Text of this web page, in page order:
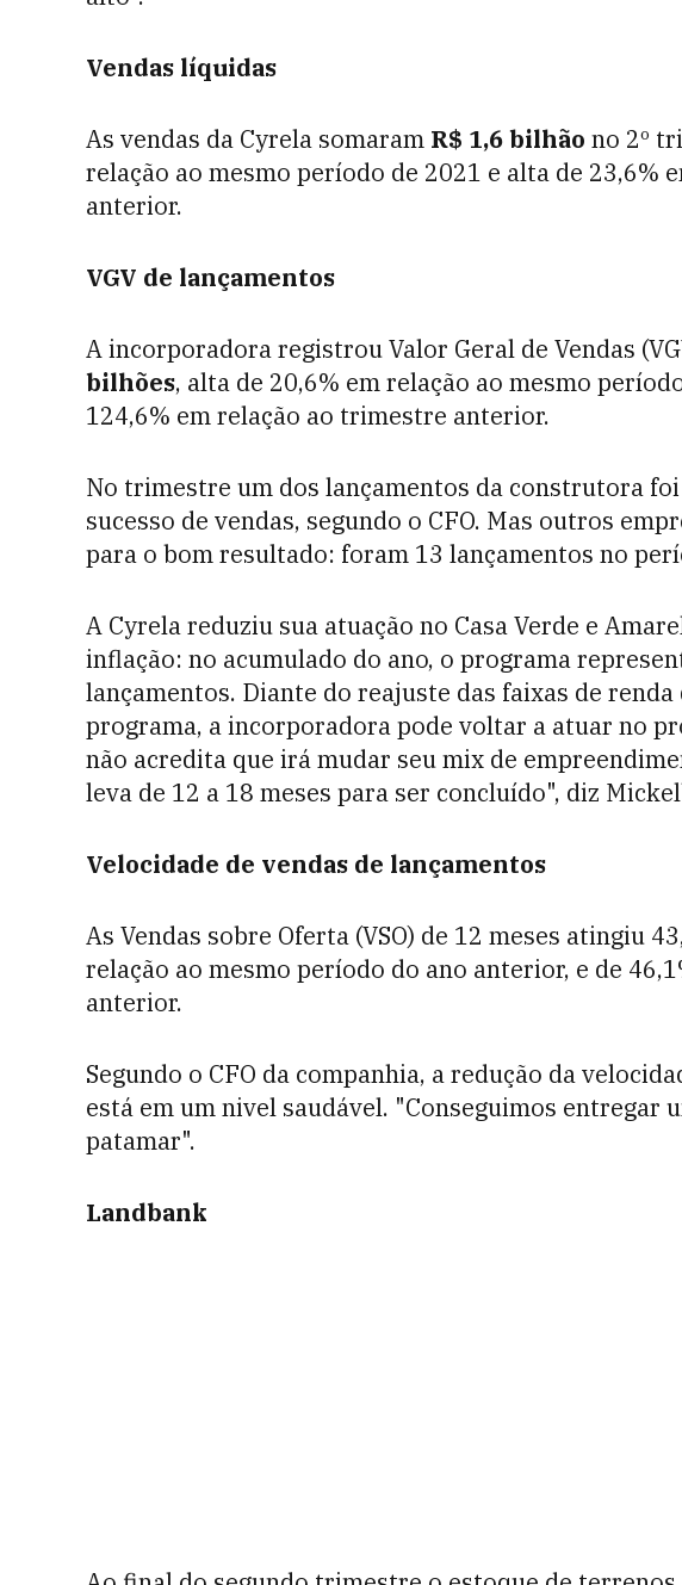
Vendas líquidas
As vendas da Cyrela somaram R$ 1,6 bilhão no 2º
relação ao mesmo período de 2021 e alta de 23,6%
anterior.
VGV de lançamentos
A incorporadora registrou Valor Geral de Vendas
bilhões, alta de 20,6% em relação ao mesmo
124,6% em relação ao trimestre anterior.
No trimestre um dos lançamentos da construtora
sucesso de vendas, segundo o CFO. Mas outros
para o bom resultado: foram 13 lançamentos no
A Cyrela reduziu sua atuação no Casa Verde e
inflação: no acumulado do ano, o programa
lançamentos. Diante do reajuste das faixas de
programa, a incorporadora pode voltar a atuar no
não acredita que irá mudar seu mix de
leva de 12 a 18 meses para ser concluído", diz
Velocidade de vendas de lançamentos
As Vendas sobre Oferta (VSO) de 12 meses atingiu
relação ao mesmo período do ano anterior, e de
anterior.
Segundo o CFO da companhia, a redução da
está em um nivel saudável. "Conseguimos entregar
patamar".
Landbank